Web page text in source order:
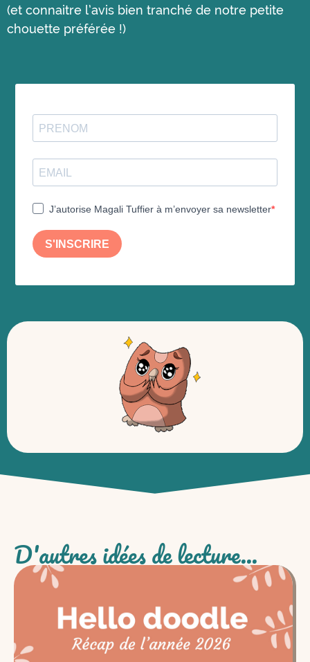
(et connaitre l’avis bien tranché de notre petite
chouette préférée !)
J’autorise Magali Tuffier à m’envoyer sa newsletter
S'INSCRIRE
D'autres idées de lecture...